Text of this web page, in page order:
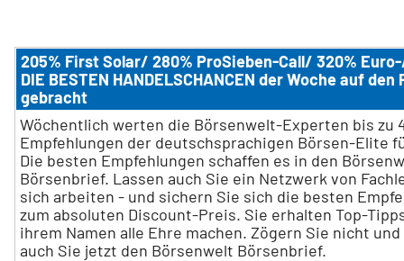
205% First Solar/ 280% ProSieben-Call/ 320% Euro-
DIE BESTEN HANDELSCHANCEN der Woche auf den
gebracht
Wöchentlich werten die Börsenwelt-Experten bis zu
Empfehlungen der deutschsprachigen Börsen-Elite
Die besten Empfehlungen schaffen es in den
Börsenbrief. Lassen auch Sie ein Netzwerk von
sich arbeiten - und sichern Sie sich die besten
zum absoluten Discount-Preis. Sie erhalten Top-
ihrem Namen alle Ehre machen. Zögern Sie nicht
auch Sie jetzt den Börsenwelt Börsenbrief.